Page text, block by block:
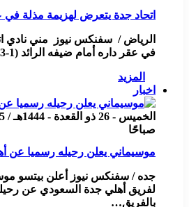
اتحاد جدة يتعرض لهزيمة مذلة في
الرياض / سفنكس نيوز مني نادي
في عقر داره أمام ضيفه الرائد (1-3) في اللقاء الذي…
المزيد
اخبار
صباحًا
موسيماني يعلن رحيله رسميا عن
جده / سفنكس نيوز أعلن بيتسو
لفريق أهلي جدة السعودي عن
بالفريق…